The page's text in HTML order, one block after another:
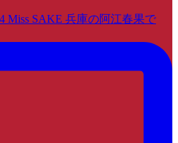
Miss SAKE 兵庫の阿江春果で